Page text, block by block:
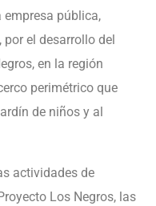
pública,
el desarrollo del
en la región
perimétrico que
de niños y al
actividades de
Los Negros, las